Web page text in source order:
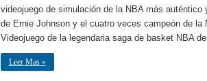
videojuego de simulación de la NBA más
de Ernie Johnson y el cuatro veces campeón de la
Videojuego de la legendaria saga de basket NBA
Leer Mas »